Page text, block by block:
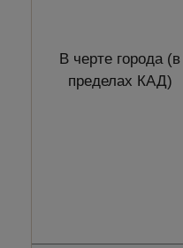
В черте города (в
пределах КАД)